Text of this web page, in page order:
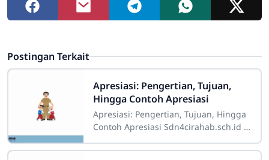
Postingan Terkait
Apresiasi: Pengertian, Tujuan,
Hingga Contoh Apresiasi
Apresiasi: Pengertian, Tujuan, Hingga
Contoh Apresiasi Sdn4cirahab.sch.id -
sering kita dengar dalam berbagai